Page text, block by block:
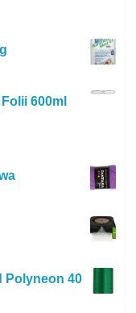
600ml
Polyneon 40